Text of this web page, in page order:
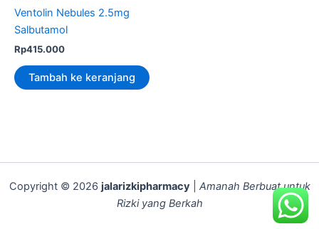
Ventolin Nebules 2.5mg
Salbutamol
Rp415.000
Tambah ke keranjang
Copyright © 2026 jalarizkipharmacy
Amanah Berbuat untuk
Rizki yang Berkah